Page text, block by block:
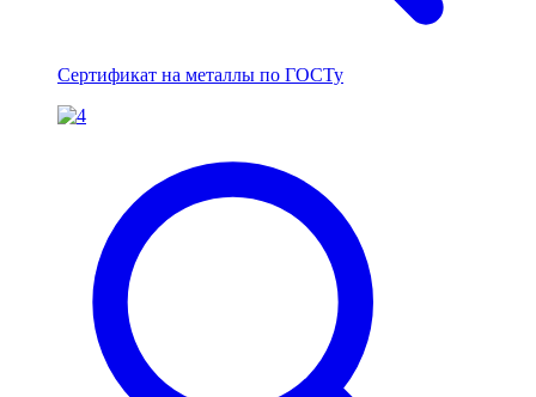
Сертификат на металлы по ГОСТу